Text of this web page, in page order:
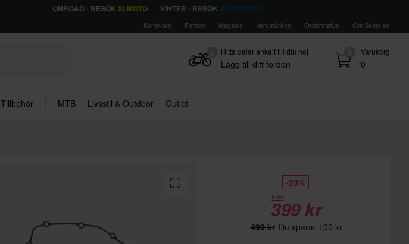
ONROAD - BESÖK XLMOTO VINTER - BESÖK SLEDSTORE
Kundvård Fordon Magasin Varumärken Orderstatus Om 24mx.se
0 Varukorg
0
Hitta delar enkelt till din hoj
Lägg till ditt fordon
Tillbehör MTB Livsstil & Outdoor Outlet
-20%
Från
399 kr
499 kr Du sparar 100 kr